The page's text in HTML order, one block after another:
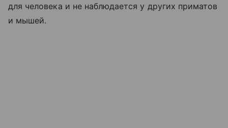
для человека и не наблюдается у других приматов
и мышей.